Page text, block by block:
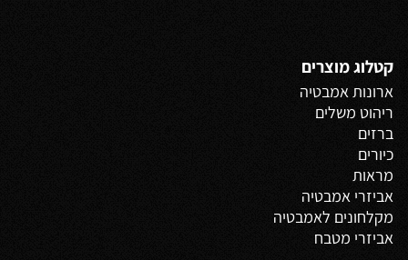
קטלוג מוצרים
ארונות אמבטיה
ריהוט משלים
ברזים
כיורים
מראות
אביזרי אמבטיה
מקלחונים לאמבטיה
אביזרי מטבח